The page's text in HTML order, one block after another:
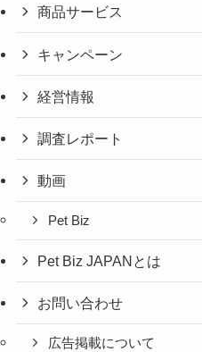
商品サービス
キャンペーン
経営情報
調査レポート
動画
Pet Biz
Pet Biz JAPANとは
お問い合わせ
広告掲載について